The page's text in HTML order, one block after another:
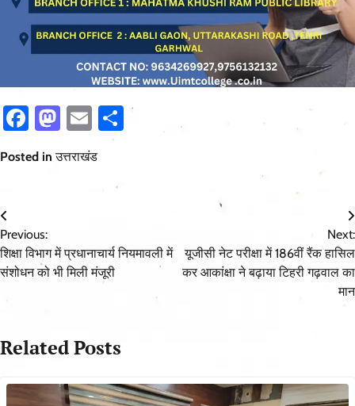
Facebook
Mastodon
EmailShare
Posted inउत्तराखंड
Post
navigation
Previous:
शिक्षा विभाग में प्रधानाचार्य नियमावली में
संशोधन को भी मिली मंजूरी
Next:
यूजीसी नेट परीक्षा में 186वीं रैंक हासिल
कर आकांक्षा ने बढ़ाया टिहरी गढ़वाल का
मान
Related Posts